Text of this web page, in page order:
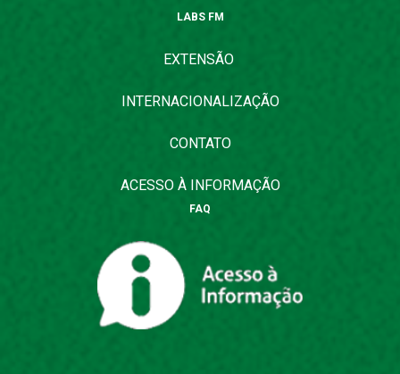
LABS FM
EXTENSÃO
INTERNACIONALIZAÇÃO
CONTATO
ACESSO À INFORMAÇÃO
FAQ